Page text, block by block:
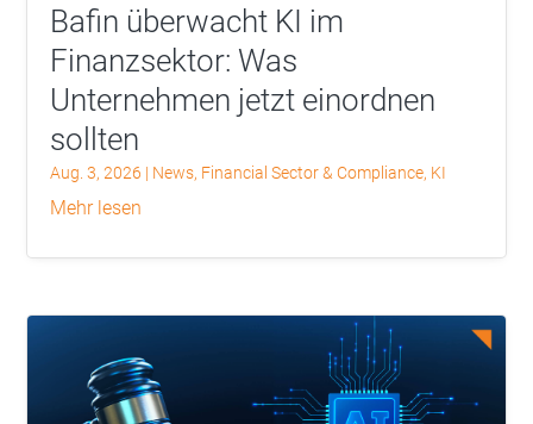
Bafin überwacht KI im
Finanzsektor: Was
Unternehmen jetzt einordnen
sollten
Aug. 3, 2026 | News, Financial Sector & Compliance, KI
mehr lesen